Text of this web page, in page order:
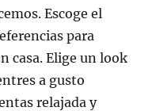
Escoge el
para
casa. Elige un look
a gusto
relajada y